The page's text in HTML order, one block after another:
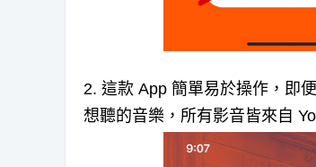
2. 這款 App 簡單易於操作，即
想聽的音樂，所有影音皆來自